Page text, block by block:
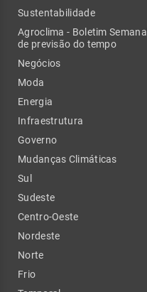
Sustentabilidade
Agroclima - Boletim Semanal
de previsão do tempo
Negócios
Moda
Energia
Infraestrutura
Governo
Mudanças Climáticas
Sul
Sudeste
Centro-Oeste
Nordeste
Norte
Frio